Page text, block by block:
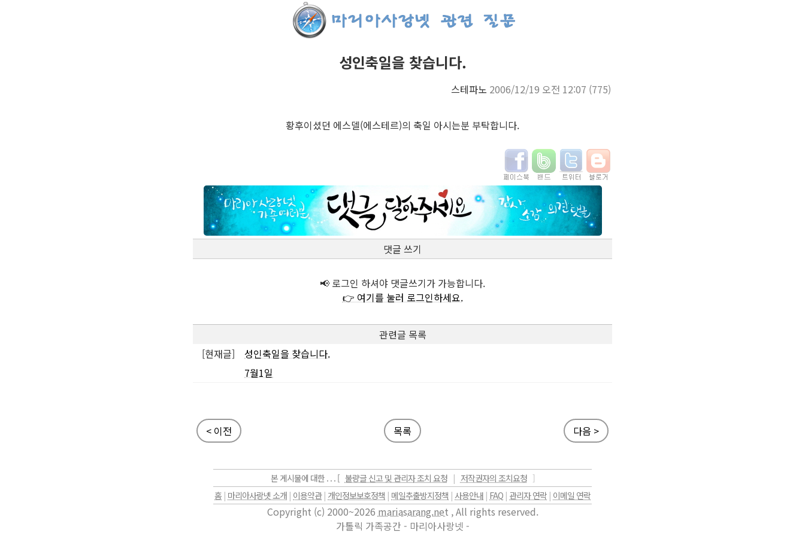
성인축일을 찾습니다.
스테파노 2006/12/19 오전 12:07 (775)
황후이셨던 에스델(에스테르)의 축일 아시는분 부탁합니다.
댓글 쓰기
📢 로그인 하셔야 댓글쓰기가 가능합니다.
👉 여기를 눌러 로그인하세요.
관련글 목록
[현재글]
성인축일을 찾습니다.
7월1일
< 이전 목록 다음 >
본 게시물에 대한 . . . [ 불량글 신고 및 관리자 조치 요청 | 저작권자의 조치요청 ]
홈 | 마리아사랑넷 소개 | 이용약관 | 개인정보보호정책 | 메일추출방지정책 | 사용안내 | FAQ | 관리자 연락 | 이메일 연락
Copyright (c) 2000~2026 mariasarang.net , All rights reserved.
가톨릭 가족공간 - 마리아사랑넷 -